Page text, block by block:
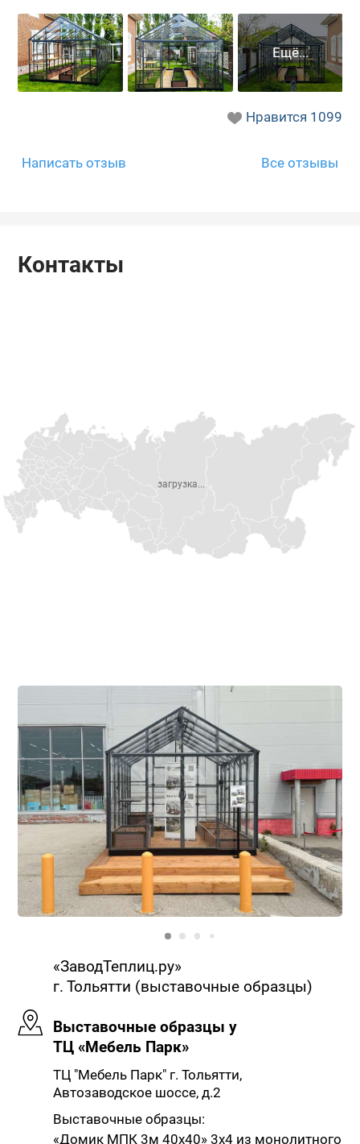
Нравится 1099
Написать отзыв Все отзывы
Контакты
«ЗаводТеплиц.ру»
г. Тольятти (выставочные образцы)
Выставочные образцы у
ТЦ «Мебель Парк»
ТЦ "Мебель Парк" г. Тольятти,
Автозаводское шоссе, д.2
Выставочные образцы:
«Домик МПК 3м 40х40» 3х4 из монолитного
загрузка...